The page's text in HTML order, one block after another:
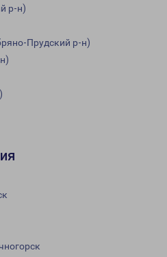
р-н)
Прудский р-н)